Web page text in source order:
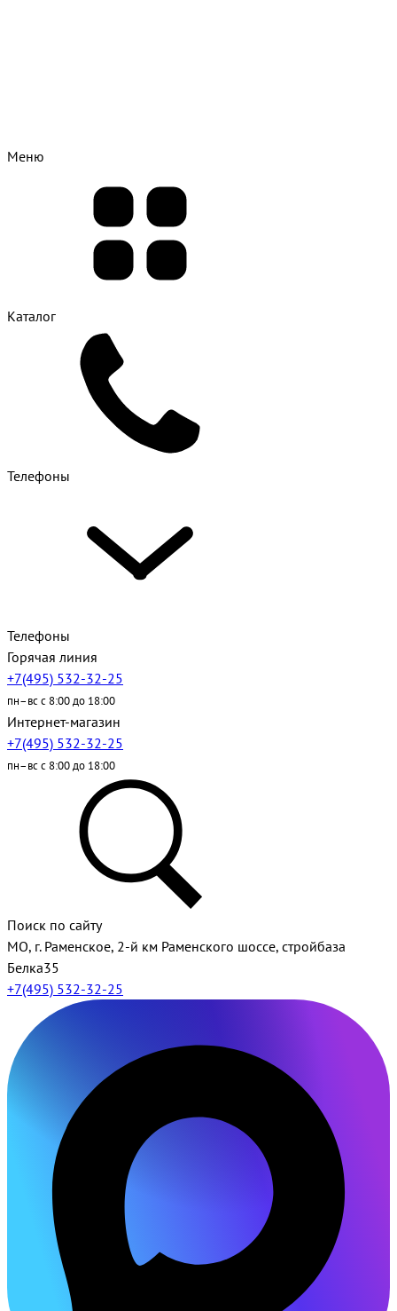
Меню
Каталог
Телефоны
Телефоны
Горячая линия
+7(495) 532-32-25
пн–вс с 8:00 до 18:00
Интернет-магазин
+7(495) 532-32-25
пн–вс с 8:00 до 18:00
Поиск по сайту
МО, г. Раменское, 2-й км Раменского шоссе, стройбаза
Белка35
+7(495) 532-32-25